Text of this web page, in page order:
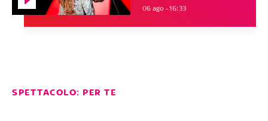
06 ago - 16:33
SPETTACOLO: PER TE